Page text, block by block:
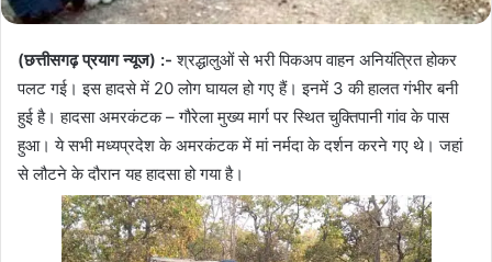
(छत्तीसगढ़ प्रयाग न्यूज) :- श्रद्धालुओं से भरी पिकअप वाहन अनियंत्रित होकर
पलट गई। इस हादसे में 20 लोग घायल हो गए हैं। इनमें 3 की हालत गंभीर बनी
हुई है। हादसा अमरकंटक – गौरेला मुख्य मार्ग पर स्थित चुक्तिपानी गांव के पास
हुआ। ये सभी मध्यप्रदेश के अमरकंटक में मां नर्मदा के दर्शन करने गए थे। जहां
से लौटने के दौरान यह हादसा हो गया है।